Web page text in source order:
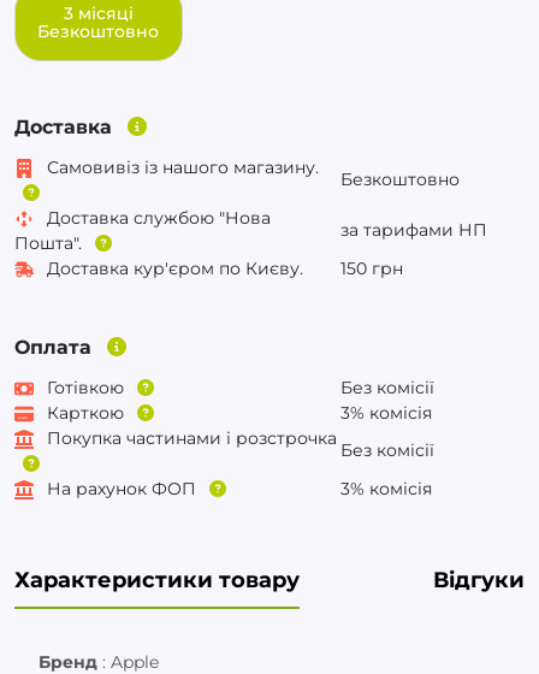
3 місяці
Безкоштовно
Доставка
Самовивіз із нашого магазину.
Безкоштовно
Доставка службою "Нова
Пошта".
за тарифами НП
Доставка кур'єром по Києву.
150 грн
Оплата
Готівкою
Без комісії
Карткою
3% комісія
Покупка частинами і розстрочка
Без комісії
На рахунок ФОП
3% комісія
Характеристики товару Відгуки
Бренд : Apple